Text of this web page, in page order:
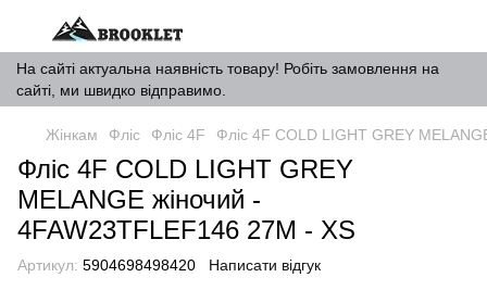
На сайті актуальна наявність товару! Робіть замовлення на
сайті, ми швидко відправимо.
Жінкам Фліс Фліс 4F Фліс 4F COLD LIGHT GREY
Фліс 4F COLD LIGHT GREY
MELANGE жіночий -
4FAW23TFLEF146 27М - XS
Артикул: 5904698498420 Написати відгук